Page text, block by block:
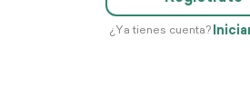
¿Ya tienes cuenta?